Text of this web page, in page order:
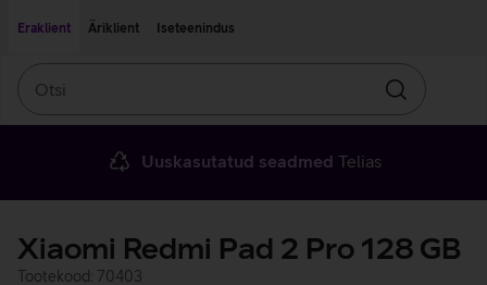
Eraklient
Äriklient Iseteenindus
Otsin
Uuskasutatud seadmed Telias
Xiaomi Redmi Pad 2 Pro 128 GB
Tootekood: 70403